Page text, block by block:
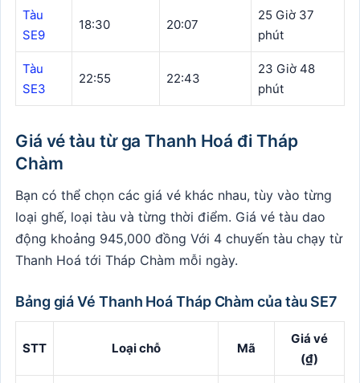
Tàu
SE9
18:30 20:07
25 Giờ 37
phút
Tàu
SE3
22:55 22:43
23 Giờ 48
phút
Giá vé tàu từ ga Thanh Hoá đi Tháp
Chàm
Bạn có thể chọn các giá vé khác nhau, tùy vào từng
loại ghế, loại tàu và từng thời điểm. Giá vé tàu dao
động khoảng 945,000 đồng Với 4 chuyến tàu chạy từ
Thanh Hoá tới Tháp Chàm mỗi ngày.
Bảng giá Vé Thanh Hoá Tháp Chàm của tàu SE7
STT Loại chỗ Mã
Giá vé
(₫)